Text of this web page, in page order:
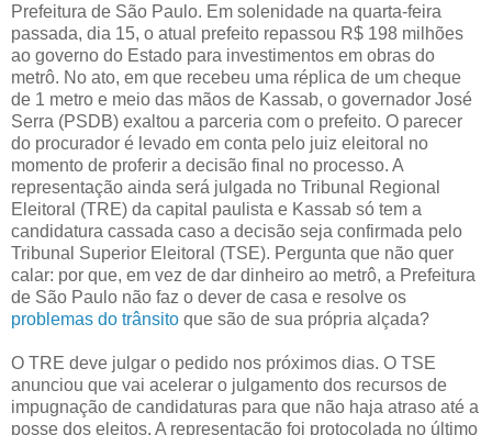
Prefeitura de São Paulo. Em solenidade na quarta-feira
passada, dia 15, o atual prefeito repassou R$ 198 milhões
ao governo do Estado para investimentos em obras do
metrô. No ato, em que recebeu uma réplica de um cheque
de 1 metro e meio das mãos de Kassab, o governador José
Serra (PSDB) exaltou a parceria com o prefeito. O parecer
do procurador é levado em conta pelo juiz eleitoral no
momento de proferir a decisão final no processo. A
representação ainda será julgada no Tribunal Regional
Eleitoral (TRE) da capital paulista e Kassab só tem a
candidatura cassada caso a decisão seja confirmada pelo
Tribunal Superior Eleitoral (TSE). Pergunta que não quer
calar: por que, em vez de dar dinheiro ao metrô, a Prefeitura
de São Paulo não faz o dever de casa e resolve os
problemas do trânsito que são de sua própria alçada?
O TRE deve julgar o pedido nos próximos dias. O TSE
anunciou que vai acelerar o julgamento dos recursos de
impugnação de candidaturas para que não haja atraso até a
posse dos eleitos. A representação foi protocolada no último